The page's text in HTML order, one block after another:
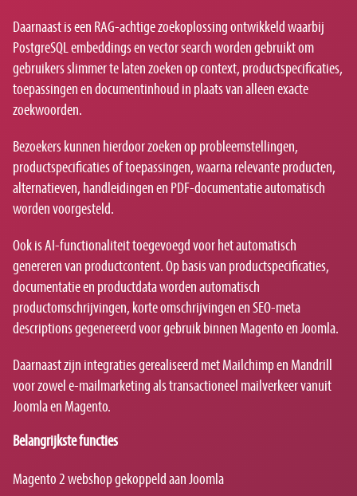
Daarnaast is een RAG-achtige zoekoplossing ontwikkeld waarbij
PostgreSQL embeddings en vector search worden gebruikt om
gebruikers slimmer te laten zoeken op context, productspecificaties,
toepassingen en documentinhoud in plaats van alleen exacte
zoekwoorden.
Bezoekers kunnen hierdoor zoeken op probleemstellingen,
productspecificaties of toepassingen, waarna relevante producten,
alternatieven, handleidingen en PDF-documentatie automatisch
worden voorgesteld.
Ook is AI-functionaliteit toegevoegd voor het automatisch
genereren van productcontent. Op basis van productspecificaties,
documentatie en productdata worden automatisch
productomschrijvingen, korte omschrijvingen en SEO-meta
descriptions gegenereerd voor gebruik binnen Magento en Joomla.
Daarnaast zijn integraties gerealiseerd met Mailchimp en Mandrill
voor zowel e-mailmarketing als transactioneel mailverkeer vanuit
Joomla en Magento.
Belangrijkste functies
Magento 2 webshop gekoppeld aan Joomla